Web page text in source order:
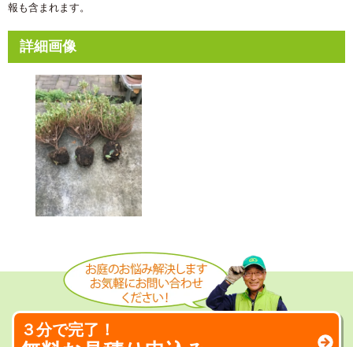
報も含まれます。
詳細画像
３分で完了！